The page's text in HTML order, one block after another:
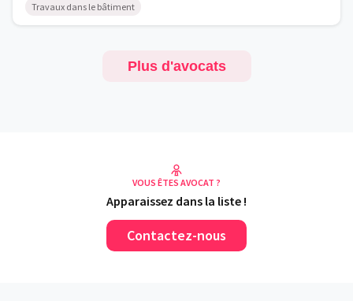
Travaux dans le bâtiment
Plus d'avocats
VOUS ÊTES AVOCAT ?
Apparaissez dans la liste !
Contactez-nous